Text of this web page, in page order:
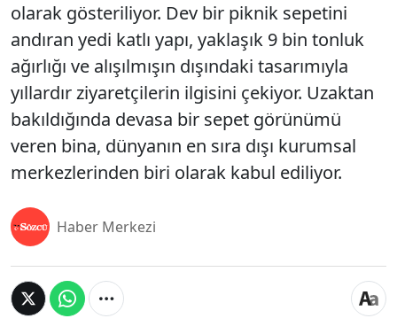
olarak gösteriliyor. Dev bir piknik sepetini
andıran yedi katlı yapı, yaklaşık 9 bin tonluk
ağırlığı ve alışılmışın dışındaki tasarımıyla
yıllardır ziyaretçilerin ilgisini çekiyor. Uzaktan
bakıldığında devasa bir sepet görünümü
veren bina, dünyanın en sıra dışı kurumsal
merkezlerinden biri olarak kabul ediliyor.
Haber Merkezi